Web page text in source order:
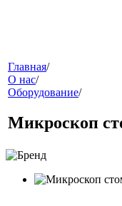
меню
Главная/
О нас/
Оборудование/
Микроскоп